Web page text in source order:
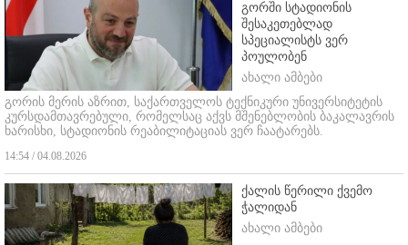
გორში სტადიონის
შესაკეთებლად
სპეციალისტს ვერ
პოულობენ
ახალი ამბები
გორის მერის აზრით, საქართველოს ტექნიკური უნივერსიტეტის
კურსდამთავრებული, რომელსაც აქვს მშენებლობის ბაკალავრის
ხარისხი, სტადიონის რეაბილიტაციას ვერ ჩაატარებს.
14:54 / 04.08.2026
ქალის წერილი ქვემო
ჭალიდან
ახალი ამბები